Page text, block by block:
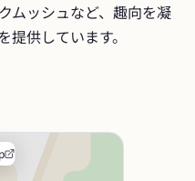
ムッシュなど、趣向を凝
供しています。